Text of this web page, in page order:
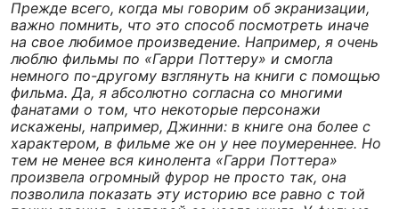
Прежде всего, когда мы говорим об экранизации,
важно помнить, что это способ посмотреть иначе
на свое любимое произведение. Например, я очень
люблю фильмы по «Гарри Поттеру» и смогла
немного по-другому взглянуть на книги с помощью
фильма. Да, я абсолютно согласна со многими
фанатами о том, что некоторые персонажи
искажены, например, Джинни: в книге она более с
характером, в фильме же он у нее поумереннее. Но
тем не менее вся кинолента «Гарри Поттера»
произвела огромный фурор не просто так, она
позволила показать эту историю все равно с той